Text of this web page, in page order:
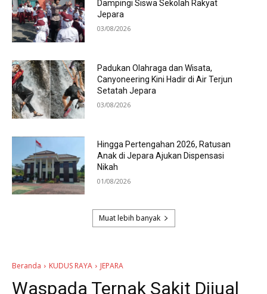
Dampingi Siswa Sekolah Rakyat
Jepara
03/08/2026
Padukan Olahraga dan Wisata,
Canyoneering Kini Hadir di Air Terjun
Setatah Jepara
03/08/2026
Hingga Pertengahan 2026, Ratusan
Anak di Jepara Ajukan Dispensasi
Nikah
01/08/2026
Muat lebih banyak